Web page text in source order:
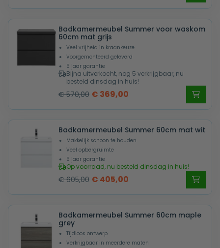
was:
€ 570,00.
is:
€ 369,00.
Badkamermeubel Summer voor waskom
60cm mat grijs
Veel vrijheid in kraankeuze
Voorgemonteerd geleverd
5 jaar garantie
Bijna uitverkocht, nog 5 verkrijgbaar, nu
besteld dinsdag in huis!
€570,00 Oorspronkelijke
was:
€ 570,00.
€ 369,00
is:
€ 369,00.
Badkamermeubel Summer 60cm mat wit
Makkelijk schoon te houden
Veel opbergruimte
5 jaar garantie
Op voorraad, nu besteld dinsdag in huis!
€605,00 Oorspronkelijke
was:
€ 605,00.
€ 405,00
is:
€ 405,00.
Badkamermeubel Summer 60cm maple
grey
Tijdloos ontwerp
Verkrijgbaar in meerdere maten